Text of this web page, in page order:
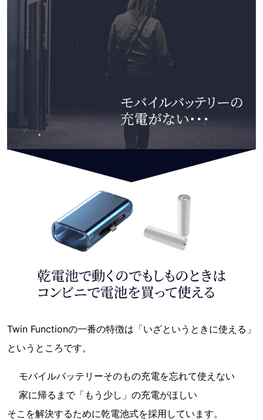
Twin Functionの一番の特徴は「いざというときに使える」
というところです。
モバイルバッテリーそのもの充電を忘れて使えない
家に帰るまで「もう少し」の充電がほしい
そこを解決するために乾電池式を採用しています。